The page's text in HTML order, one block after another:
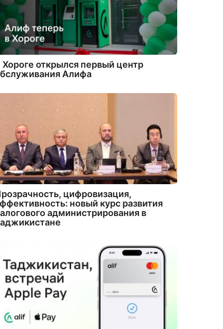
Хороге открылся первый центр
Алифа
цифровизация,
новый курс развития
администрирования в